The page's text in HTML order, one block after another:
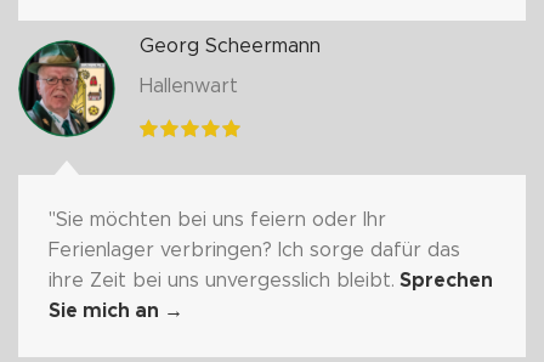
Georg Scheermann
Hallenwart
"Sie möchten bei uns feiern oder Ihr
Ferienlager verbringen? Ich sorge dafür das
ihre Zeit bei uns unvergesslich bleibt. Sprechen
Sie mich an →